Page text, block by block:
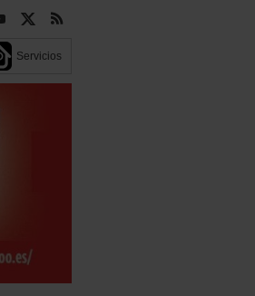
Servicios